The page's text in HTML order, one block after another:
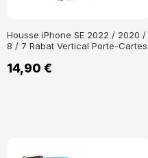
Housse iPhone SE 2022 / 2020 /
8 / 7 Rabat Vertical Porte-Cartes
14,90 €